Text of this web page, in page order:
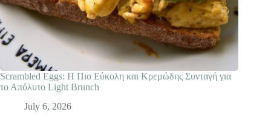
Scrambled Eggs: Η Πιο Εύκολη και Κρεμώδης Συνταγή για
το Απόλυτο Light Brunch
July 6, 2026